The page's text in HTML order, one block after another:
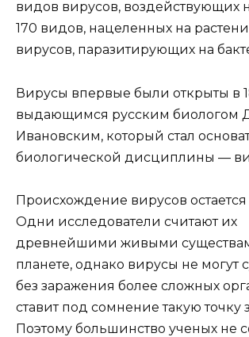
видов вирусов, воздействующих
170 видов, нацеленных на
вирусов, паразитирующих на
Вирусы впервые были открыты в
выдающимся русским биологом
Ивановским, который стал
биологической дисциплины —
Происхождение вирусов остается
Одни исследователи считают их
древнейшими живыми
планете, однако вирусы не могут
без заражения более сложных
ставит под сомнение такую точку
Поэтому большинство ученых не